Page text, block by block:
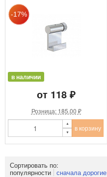
в наличии
от 118 ₽
Розница: 185.00 ₽
в корзину
Сортировать по:
популярности сначала дорогие